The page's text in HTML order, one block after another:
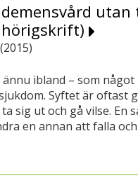
utan
2015)
ibland – som
Syftet är oftast
sig ut och gå vilse. En
en annan att falla